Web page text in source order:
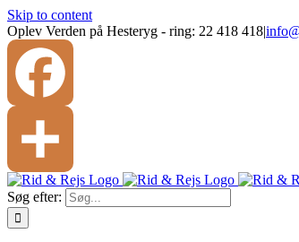
Skip to content
Oplev Verden på Hesteryg - ring: 22 418 418|
Facebook
Share
Søg efter: